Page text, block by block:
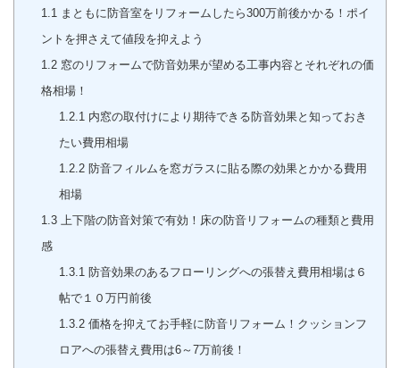
1.1まともに防音室をリフォームしたら300万前後かかる！ポイ
ントを押さえて値段を抑えよう
1.2窓のリフォームで防音効果が望める工事内容とそれぞれの価
格相場！
1.2.1内窓の取付けにより期待できる防音効果と知っておき
たい費用相場
1.2.2防音フィルムを窓ガラスに貼る際の効果とかかる費用
相場
1.3上下階の防音対策で有効！床の防音リフォームの種類と費用
感
1.3.1防音効果のあるフローリングへの張替え費用相場は６
帖で１０万円前後
1.3.2価格を抑えてお手軽に防音リフォーム！クッションフ
ロアへの張替え費用は6～7万前後！